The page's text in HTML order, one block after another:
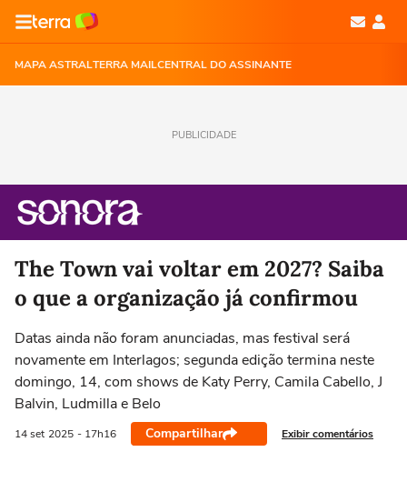
MAPA ASTRALTERRA MAILCENTRAL DO ASSINANTE
PUBLICIDADE
The Town vai voltar em 2027? Saiba
o que a organização já confirmou
Datas ainda não foram anunciadas, mas festival será
novamente em Interlagos; segunda edição termina neste
domingo, 14, com shows de Katy Perry, Camila Cabello, J
Balvin, Ludmilla e Belo
14 set 2025 - 17h16 Compartilhar Exibir comentários